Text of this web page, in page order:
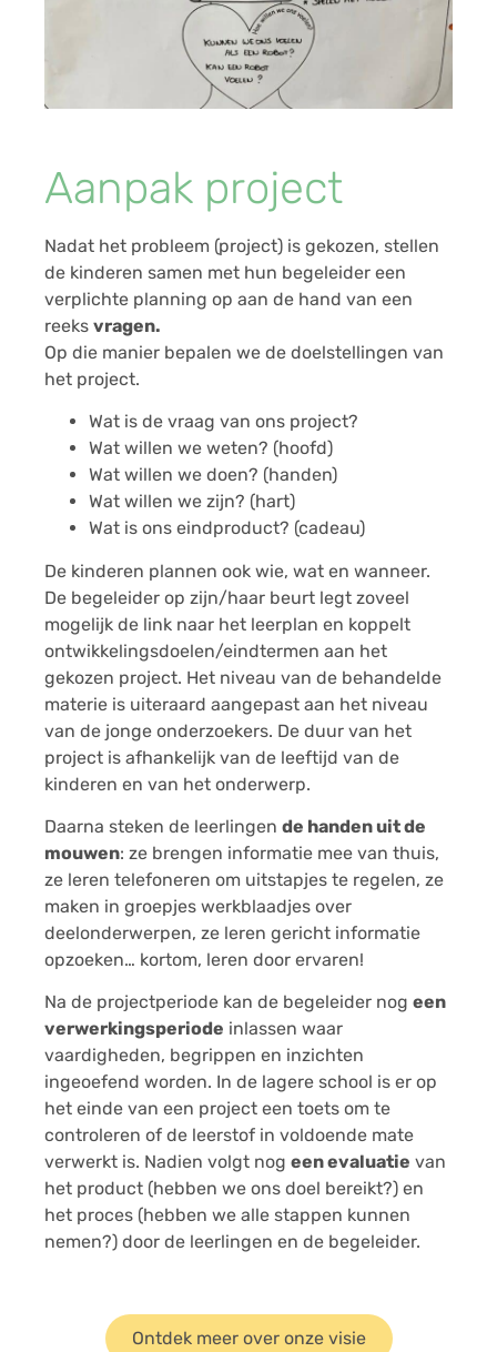
Aanpak project
Nadat het probleem (project) is gekozen, stellen
de kinderen samen met hun begeleider een
verplichte planning op aan de hand van een
reeks vragen.
Op die manier bepalen we de doelstellingen van
het project.
Wat is de vraag van ons project?
Wat willen we weten? (hoofd)
Wat willen we doen? (handen)
Wat willen we zijn? (hart)
Wat is ons eindproduct? (cadeau)
De kinderen plannen ook wie, wat en wanneer.
De begeleider op zijn/haar beurt legt zoveel
mogelijk de link naar het leerplan en koppelt
ontwikkelingsdoelen/eindtermen aan het
gekozen project. Het niveau van de behandelde
materie is uiteraard aangepast aan het niveau
van de jonge onderzoekers. De duur van het
project is afhankelijk van de leeftijd van de
kinderen en van het onderwerp.
Daarna steken de leerlingen de handen uit de
mouwen: ze brengen informatie mee van thuis,
ze leren telefoneren om uitstapjes te regelen, ze
maken in groepjes werkblaadjes over
deelonderwerpen, ze leren gericht informatie
opzoeken… kortom, leren door ervaren!
Na de projectperiode kan de begeleider nog een
verwerkingsperiode inlassen waar
vaardigheden, begrippen en inzichten
ingeoefend worden. In de lagere school is er op
het einde van een project een toets om te
controleren of de leerstof in voldoende mate
verwerkt is. Nadien volgt nog een evaluatie van
het product (hebben we ons doel bereikt?) en
het proces (hebben we alle stappen kunnen
nemen?) door de leerlingen en de begeleider.
Ontdek meer over onze visie